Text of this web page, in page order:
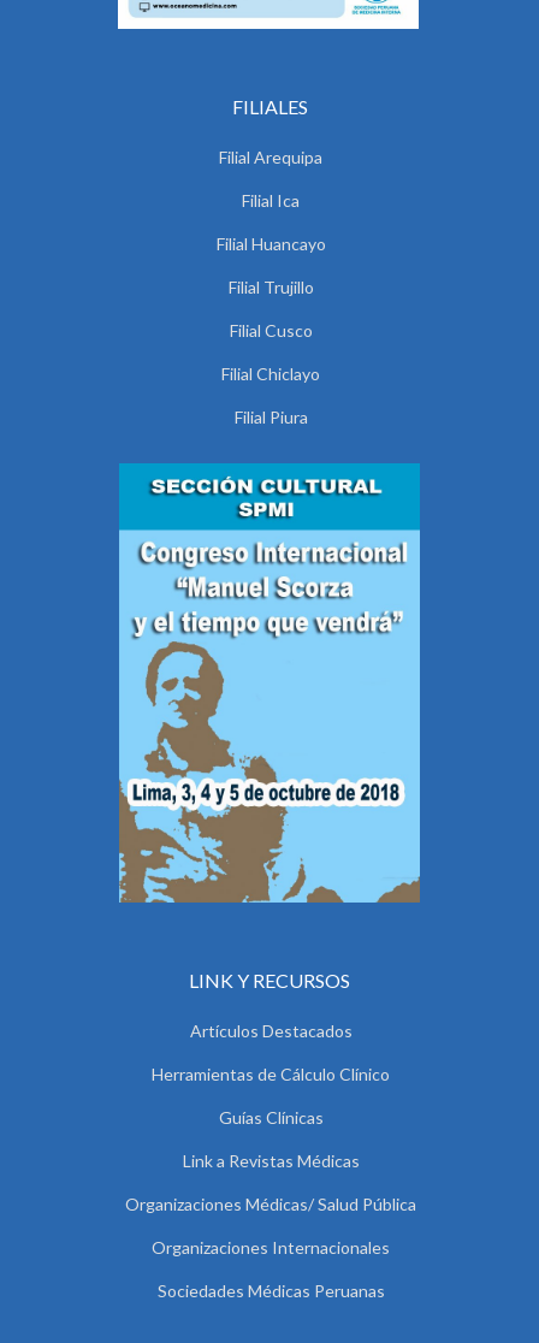
FILIALES
Filial Arequipa
Filial Ica
Filial Huancayo
Filial Trujillo
Filial Cusco
Filial Chiclayo
Filial Piura
LINK Y RECURSOS
Artículos Destacados
Herramientas de Cálculo Clínico
Guías Clínicas
Link a Revistas Médicas
Organizaciones Médicas/ Salud Pública
Organizaciones Internacionales
Sociedades Médicas Peruanas